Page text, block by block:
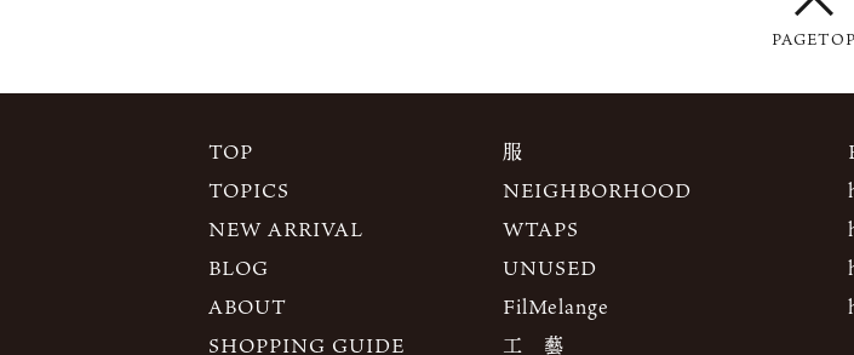
PAGETOP
TOP
TOPICS
NEW ARRIVAL
BLOG
ABOUT
SHOPPING GUIDE
服
NEIGHBORHOOD
WTAPS
UNUSED
FilMelange
工 藝